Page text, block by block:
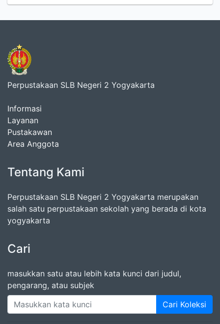
Perpustakaan SLB Negeri 2 Yogyakarta
Informasi
Layanan
Pustakawan
Area Anggota
Tentang Kami
Perpustakaan SLB Negeri 2 Yogyakarta merupakan
salah satu perpustakaan sekolah yang berada di kota
yogyakarta
Cari
masukkan satu atau lebih kata kunci dari judul,
pengarang, atau subjek
Cari Koleksi